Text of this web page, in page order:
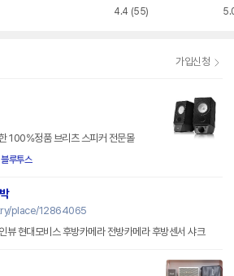
4.4 (55)
가입신청
100%정품 브리츠 스피커 전문몰
블루투스
place/12864065
뷰 현대모비스 후방카메라 전방카메라 후방센서 샤크